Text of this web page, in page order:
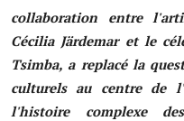
Justice
Sécurité
Diplomatie
collaboration entre
Cécilia Järdemar et le
Tsimba, a replacé la
culturels au centre de
l'histoire complexe